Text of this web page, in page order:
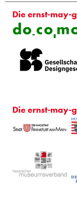
Die ernst-may-
Die ernst-may-